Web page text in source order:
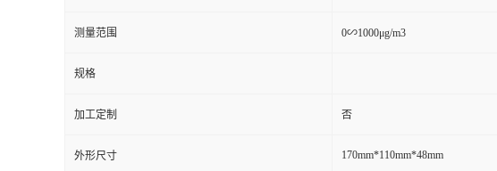
测量范围 0∽1000μg/m3
规格
加工定制 否
外形尺寸 170mm*110mm*48mm